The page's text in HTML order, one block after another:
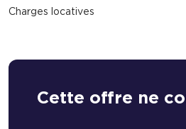
Charges locatives
Cette offre ne